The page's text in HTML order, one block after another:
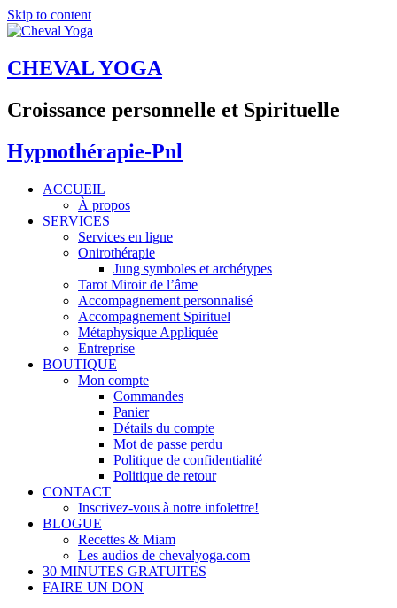
Skip to content
CHEVAL YOGA
Croissance personnelle et Spirituelle
Hypnothérapie-Pnl
ACCUEIL
À propos
SERVICES
Services en ligne
Onirothérapie
Jung symboles et archétypes
Tarot Miroir de l’âme
Accompagnement personnalisé
Accompagnement Spirituel
Métaphysique Appliquée
Entreprise
BOUTIQUE
Mon compte
Commandes
Panier
Détails du compte
Mot de passe perdu
Politique de confidentialité
Politique de retour
CONTACT
Inscrivez-vous à notre infolettre!
BLOGUE
Recettes & Miam
Les audios de chevalyoga.com
30 MINUTES GRATUITES
FAIRE UN DON